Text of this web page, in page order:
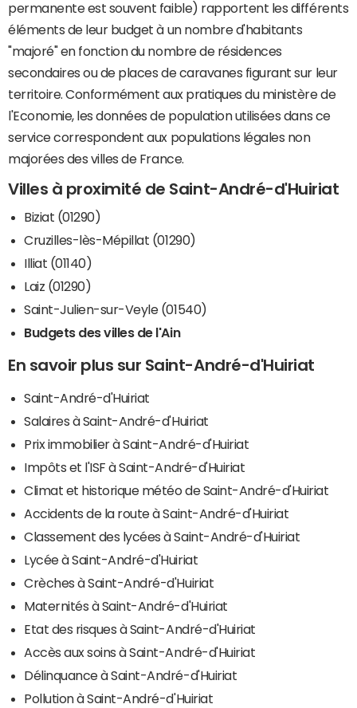
permanente est souvent faible) rapportent les différents
éléments de leur budget à un nombre d'habitants
"majoré" en fonction du nombre de résidences
secondaires ou de places de caravanes figurant sur leur
territoire. Conformément aux pratiques du ministère de
l'Economie, les données de population utilisées dans ce
service correspondent aux populations légales non
majorées des villes de France.
Villes à proximité de Saint-André-d'Huiriat
Biziat (01290)
Cruzilles-lès-Mépillat (01290)
Illiat (01140)
Laiz (01290)
Saint-Julien-sur-Veyle (01540)
Budgets des villes de l'Ain
En savoir plus sur Saint-André-d'Huiriat
Saint-André-d'Huiriat
Salaires à Saint-André-d'Huiriat
Prix immobilier à Saint-André-d'Huiriat
Impôts et l'ISF à Saint-André-d'Huiriat
Climat et historique météo de Saint-André-d'Huiriat
Accidents de la route à Saint-André-d'Huiriat
Classement des lycées à Saint-André-d'Huiriat
Lycée à Saint-André-d'Huiriat
Crèches à Saint-André-d'Huiriat
Maternités à Saint-André-d'Huiriat
Etat des risques à Saint-André-d'Huiriat
Accès aux soins à Saint-André-d'Huiriat
Délinquance à Saint-André-d'Huiriat
Pollution à Saint-André-d'Huiriat